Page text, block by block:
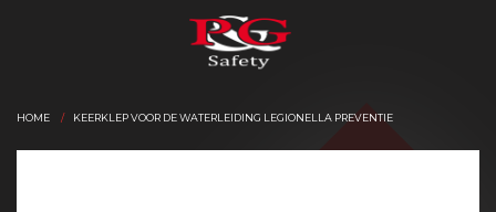
HOME KEERKLEP VOOR DE WATERLEIDING LEGIONELLA PREVENTIE